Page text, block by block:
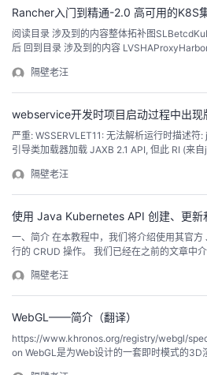
Rancher入门到精通-2.0 高可用的K8S
阅读目录 涉及到的内容整体拓补图SLBetcdKubernetes集群高可用验证写在最
后 回到目录 涉及到的内容 LVSHAProxyHarboretcdKubernetes (Master Work
隔壁老汪
webservice开发时项目启动过程中出现
严重: WSSERVLET11: 无法解析运行时描述
引导类加载器加载 JAXB 2.1 API, 但此 RI (来
隔壁老汪
使用 Java Kubernetes API 创建、更新
一、简介 在本教程中，我们将介绍使用其官方 Java API 对 Kubernetes 资源进
行的 CRUD 操作。 我们已经在之前的文章中介绍了此 API 使用的基础知识，包
种方式。 一般来说，Kubernetes 部署大多是静态的。我们创建一些工件（例如
...
隔壁老汪
WebGL——简介（翻译）
https://www.khronos.org/registry/webgl/
on WebGL是为Web设计的一套即时模式的3D渲染API。它源自于OpenGL@ES